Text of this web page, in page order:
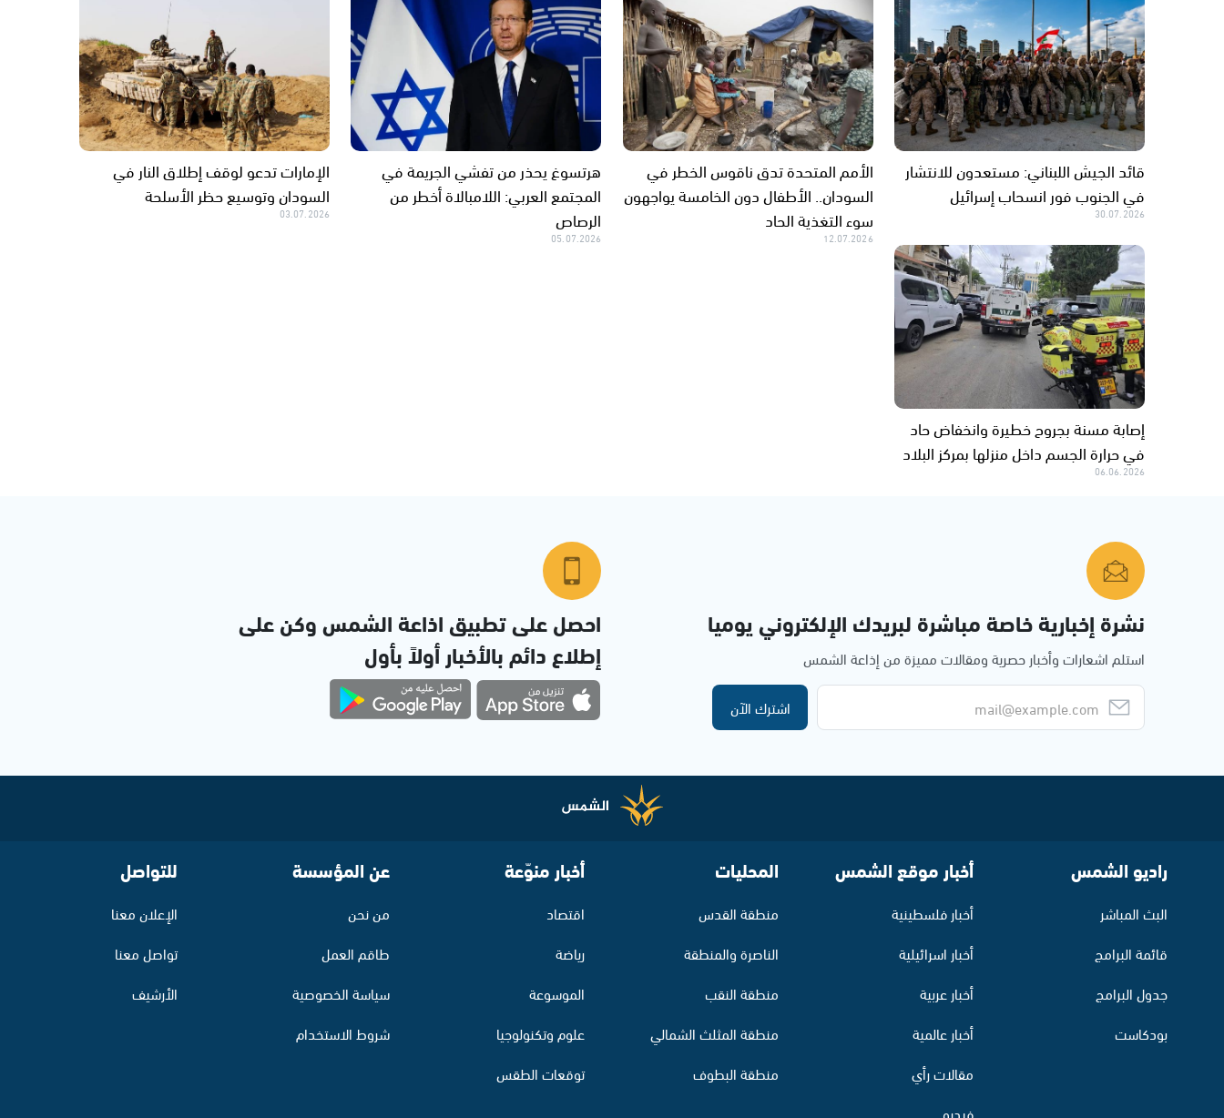
قائد الجيش اللبناني: مستعدون للانتشار
في الجنوب فور انسحاب إسرائيل
30.07.2026
الأمم المتحدة تدق ناقوس الخطر في
السودان.. الأطفال دون الخامسة يواجهون
سوء التغذية الحاد
12.07.2026
هرتسوغ يحذر من تفشي الجريمة في
المجتمع العربي: اللامبالاة أخطر من
الرصاص
05.07.2026
الإمارات تدعو لوقف إطلاق النار في
السودان وتوسيع حظر الأسلحة
03.07.2026
إصابة مسنة بجروح خطيرة وانخفاض حاد
في حرارة الجسم داخل منزلها بمركز البلاد
06.06.2026
نشرة إخبارية خاصة مباشرة لبريدك الإلكتروني يوميا
استلم اشعارات وأخبار حصرية ومقالات مميزة من إذاعة الشمس
اشترك الآن
احصل على تطبيق اذاعة الشمس وكن على
إطلاع دائم بالأخبار أولاً بأول
راديو الشمس
البث المباشر
قائمة البرامج
جدول البرامج
بودكاست
أخبار موقع الشمس
أخبار فلسطينية
أخبار اسرائيلية
أخبار عربية
أخبار عالمية
مقالات رأي
المحليات
منطقة القدس
الناصرة والمنطقة
منطقة النقب
منطقة المثلث الشمالي
منطقة البطوف
أخبار منوّعة
اقتصاد
رياضة
الموسوعة
علوم وتكنولوجيا
توقعات الطقس
عن المؤسسة
من نحن
طاقم العمل
سياسة الخصوصية
شروط الاستخدام
للتواصل
الإعلان معنا
تواصل معنا
الأرشيف